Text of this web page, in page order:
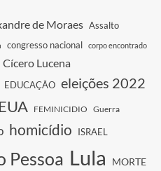
de Moraes Assalto
congresso nacional corpo encontrado
Cícero Lucena
EDUCAÇÃO eleições 2022
EUA FEMINICIDIO Guerra
homicídio ISRAEL
Pessoa Lula MORTE